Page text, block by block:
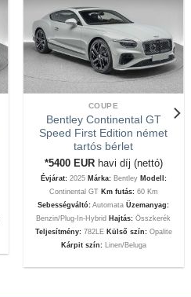
COUPE
Bentley Continental GT
Speed First Edition német
tartós bérlet
*5400 EUR havi díj (nettó)
Évjárat:2025 Márka:Bentley Modell:
Continental GT Km futás: 60 Km
Sebességváltó: AutomataÜzemanyag:
Benzin/Plug-In-Hybrid Hajtás: Összkerék
Teljesítmény:782LE Külső szín: Opalite
Kárpit szín:Linen/Beluga